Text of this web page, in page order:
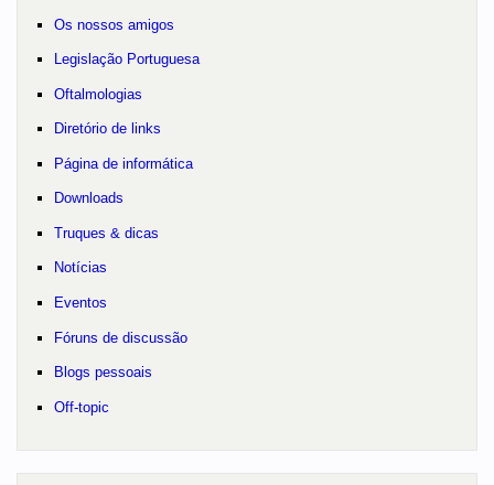
Os nossos amigos
Legislação Portuguesa
Oftalmologias
Diretório de links
Página de informática
Downloads
Truques & dicas
Notícias
Eventos
Fóruns de discussão
Blogs pessoais
Off-topic